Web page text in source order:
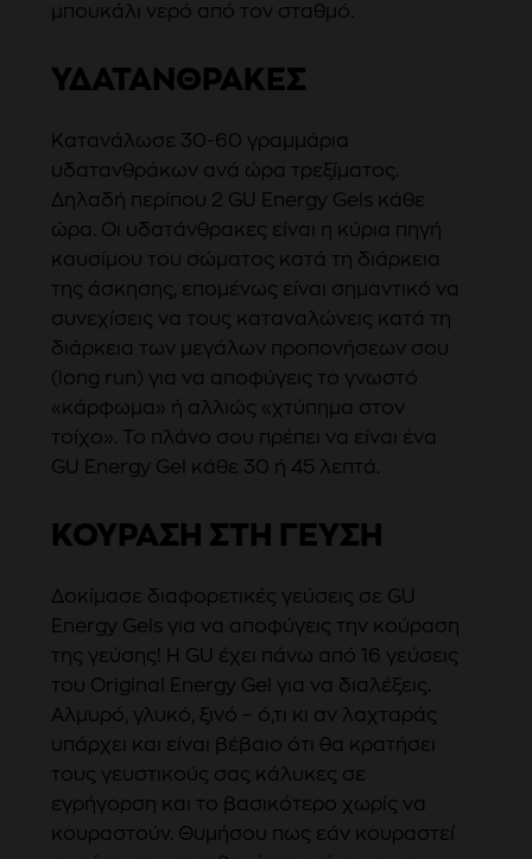
μπουκάλι νερό από τον σταθμό.
ΥΔΑΤΆΝΘΡΑΚΕΣ
Κατανάλωσε 30-60 γραμμάρια
υδατανθράκων ανά ώρα τρεξίματος.
Δηλαδή περίπου 2 GU Energy Gels κάθε
ώρα. Οι υδατάνθρακες είναι η κύρια πηγή
καυσίμου του σώματος κατά τη διάρκεια
της άσκησης, επομένως είναι σημαντικό να
συνεχίσεις να τους καταναλώνεις κατά τη
διάρκεια των μεγάλων προπονήσεων σου
(long run) για να αποφύγεις το γνωστό
«κάρφωμα» ή αλλιώς «χτύπημα στον
τοίχο». Το πλάνο σου πρέπει να είναι ένα
GU Energy Gel κάθε 30 ή 45 λεπτά.
ΚΟΎΡΑΣΗ ΣΤΗ ΓΕΎΣΗ
Δοκίμασε διαφορετικές γεύσεις σε GU
Energy Gels για να αποφύγεις την κούραση
της γεύσης! Η GU έχει πάνω από 16 γεύσεις
του Original Energy Gel για να διαλέξεις.
Αλμυρό, γλυκό, ξινό – ό,τι κι αν λαχταράς
υπάρχει και είναι βέβαιο ότι θα κρατήσει
τους γευστικούς σας κάλυκες σε
εγρήγορση και το βασικότερο χωρίς να
κουραστούν. Θυμήσου πως εάν κουραστεί